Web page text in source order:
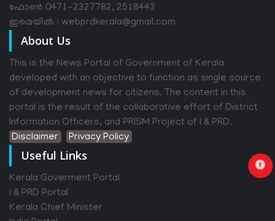
ഫോൺ 0471-2327782, 2518443
ഇമെയിൽ : webprdkerala@gmail.com
About Us
This is the News Portal of Government of Kerala
developed with an objective to function as single source
of development news for citizens. The content in this
portal is the result of the collaborative effort of District
Information Officers, and PRISM Project of I & PRD.
Disclaimer
Privacy Policy
Useful Links
Kerala Goverment Portal
I & PRD Portal
Kerala Chief Minister